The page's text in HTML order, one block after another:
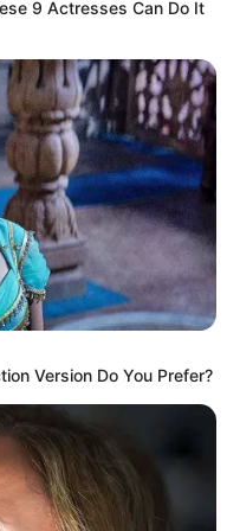
πνευματική ιδιοκτησία του
η αναπαραγωγή, η
τους χωρίς προηγούμενη
9 Actresses Can Do It
Version Do You Prefer?